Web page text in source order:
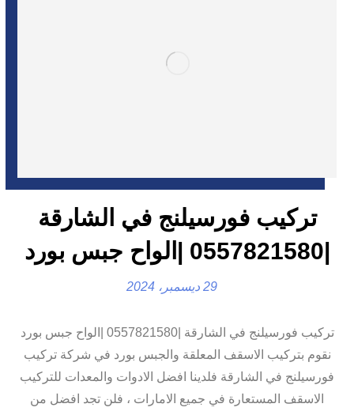
تركيب فورسيلنج في الشارقة
|0557821580 |الواح جبس بورد
29 ديسمبر، 2024
تركيب فورسيلنج في الشارقة |0557821580 |الواح جبس بورد
نقوم بتركيب الاسقف المعلقة والجبس بورد في شركة تركيب
فورسيلنج في الشارقة فلدينا افضل الادوات والمعدات للتركيب
الاسقف المستعارة في جميع الامارات ، فلن تجد افضل من